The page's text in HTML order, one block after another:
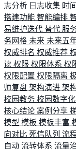
志分析 日志收集 时
搭建功能 智能编排
易维护迭代 替代 服
务网格 未来 未来五
权威排名 权威推荐
读 权限 权限体系 权
权限配置 权限隔离
师复盘 架构演进 架
校园教务 校园数字化
核心结论 案例分享
模型 模板 模板丰富
向对比 死信队列 流
自动 流转体系 流量